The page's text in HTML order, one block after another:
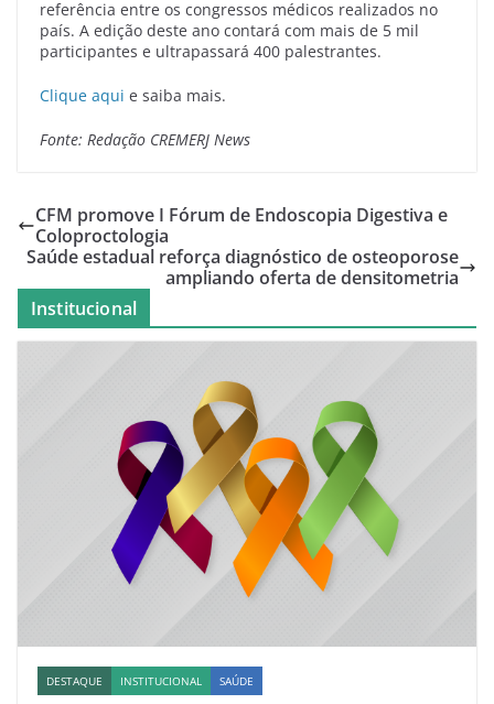
referência entre os congressos médicos realizados no
país. A edição deste ano contará com mais de 5 mil
participantes e ultrapassará 400 palestrantes.
Clique aqui e saiba mais.
Fonte: Redação CREMERJ News
CFM promove I Fórum de Endoscopia Digestiva e
Coloproctologia
Saúde estadual reforça diagnóstico de osteoporose
ampliando oferta de densitometria
Institucional
DESTAQUE INSTITUCIONAL SAÚDE